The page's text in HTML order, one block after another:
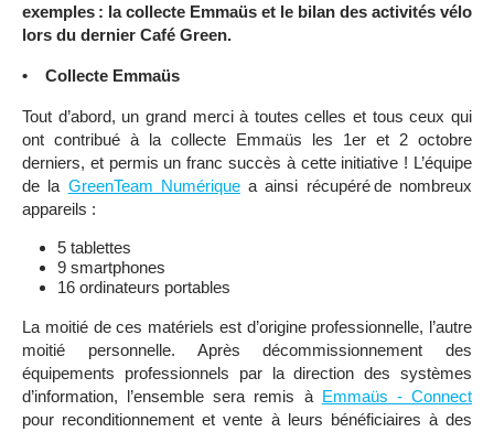
exemples : la collecte Emmaüs et le bilan des activités vélo
lors du dernier Café Green.
• Collecte Emmaüs
Tout d’abord, un grand merci à toutes celles et tous ceux qui
ont contribué à la collecte Emmaüs les 1er et 2 octobre
derniers, et permis un franc succès à cette initiative ! L’équipe
de la GreenTeam Numériquea ainsi récupéré de nombreux
appareils :
5 tablettes
9 smartphones
16 ordinateurs portables
La moitié de ces matériels est d’origine professionnelle, l’autre
moitié personnelle. Après décommissionnement des
équipements professionnels par la direction des systèmes
d’information, l’ensemble sera remis à Emmaüs - Connect
pour reconditionnement et vente à leurs bénéficiaires à des